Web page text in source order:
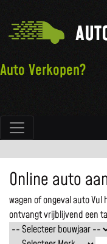
Auto Verkopen?
Online auto
wagen of ongeval autoVul
ontvangt vrijblijvend een